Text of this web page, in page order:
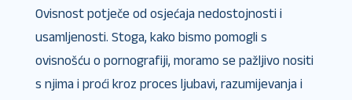
Ovisnost potječe od osjećaja nedostojnosti i
usamljenosti. Stoga, kako bismo pomogli s
ovisnošću o pornografiji, moramo se pažljivo nositi
s njima i proći kroz proces ljubavi, razumijevanja i